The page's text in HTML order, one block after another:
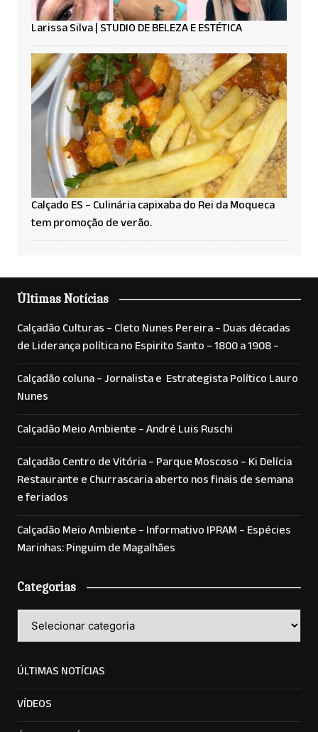
Larissa Silva | STUDIO DE BELEZA E ESTÉTICA
Calçado ES – Culinária capixaba do Rei da Moqueca
tem promoção de verão.
Últimas Notícias
Calçadão Culturas – Cleto Nunes Pereira – Duas décadas
de Liderança política no Espirito Santo – 1800 a 1908 –
Calçadão coluna – Jornalista e Estrategista Político Lauro
Nunes
Calçadão Meio Ambiente – André Luis Ruschi
Calçadão Centro de Vitória – Parque Moscoso – Ki Delícia
Restaurante e Churrascaria aberto nos finais de semana
e feriados
Calçadão Meio Ambiente – Informativo IPRAM – Espécies
Marinhas: Pinguim de Magalhães
Categorias
ÚLTIMAS NOTÍCIAS
VÍDEOS